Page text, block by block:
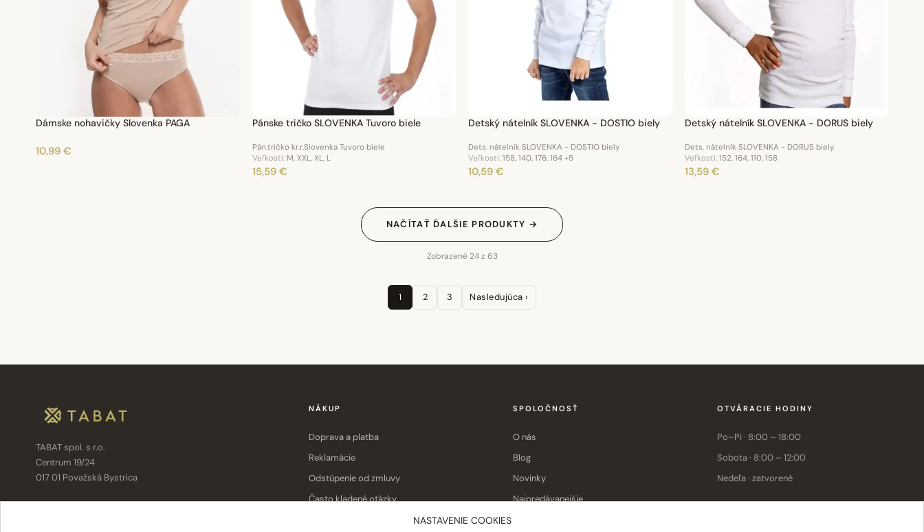
Dámske nohavičky Slovenka PAGA
10,99 €
Pánske tričko SLOVENKA Tuvoro biele
Pán.tričko kr.r.Slovenka Tuvoro biele
Veľkosti:M, XXL, XL, L
15,59 €
Detský nátelník SLOVENKA - DOSTIO biely
Dets. nátelník SLOVENKA - DOSTIO biely
Veľkosti: 158, 140, 176, 164 +5
10,59 €
Detský nátelník SLOVENKA - DORUS biely
Dets. nátelník SLOVENKA - DORUS biely
Veľkosti:152, 164, 110, 158
13,59 €
NAČÍTAŤ ĎALŠIE PRODUKTY →
Zobrazené 24 z 63
1 2 3 Nasledujúca ›
TABAT spol. s r.o.
Centrum 19/24
017 01 Považská Bystrica
NÁKUP
Doprava a platba
Reklamácie
Odstúpenie od zmluvy
Často kladené otázky
SPOLOČNOSŤ
O nás
Blog
Novinky
Najpredávanejšie
OTVÁRACIE HODINY
Po–Pi · 8:00 – 18:00
Sobota · 8:00 – 12:00
Nedeľa · zatvorené
NASTAVENIE COOKIES